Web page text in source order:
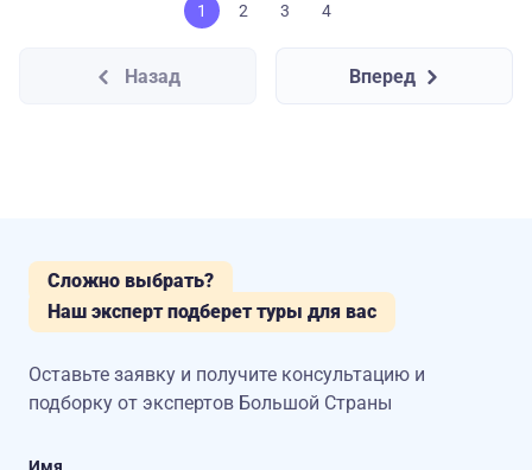
1 2 3 4
Назад Вперед
Сложно выбрать?
Наш эксперт подберет туры для вас
Оставьте заявку и получите консультацию и
подборку от экспертов Большой Страны